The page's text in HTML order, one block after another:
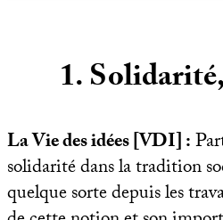
1.
La Vie des idées [VDI] :
solidarité dans la tradition
quelque sorte depuis les